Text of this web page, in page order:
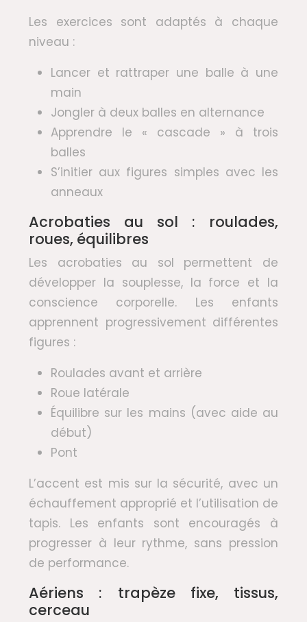
Les exercices sont adaptés à chaque
niveau :
Lancer et rattraper une balle à une
main
Jongler à deux balles en alternance
Apprendre le « cascade » à trois
balles
S’initier aux figures simples avec les
anneaux
Acrobaties au sol : roulades,
roues, équilibres
Les acrobaties au sol permettent de
développer la souplesse, la force et la
conscience corporelle. Les enfants
apprennent progressivement différentes
figures :
Roulades avant et arrière
Roue latérale
Équilibre sur les mains (avec aide au
début)
Pont
L’accent est mis sur la sécurité, avec un
échauffement approprié et l’utilisation de
tapis. Les enfants sont encouragés à
progresser à leur rythme, sans pression
de performance.
Aériens : trapèze fixe, tissus,
cerceau